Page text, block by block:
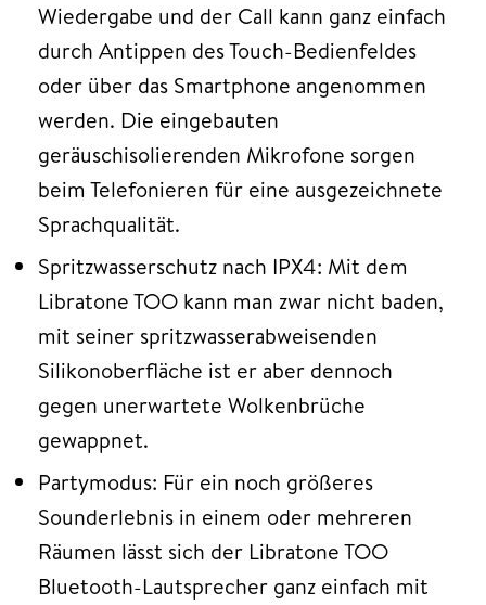
Wiedergabe und der Call kann ganz einfach
durch Antippen des Touch-Bedienfeldes
oder über das Smartphone angenommen
werden. Die eingebauten
geräuschisolierenden Mikrofone sorgen
beim Telefonieren für eine ausgezeichnete
Sprachqualität.
Spritzwasserschutz nach IPX4: Mit dem
Libratone TOO kann man zwar nicht baden,
mit seiner spritzwasserabweisenden
Silikonoberfläche ist er aber dennoch
gegen unerwartete Wolkenbrüche
gewappnet.
Partymodus: Für ein noch größeres
Sounderlebnis in einem oder mehreren
Räumen lässt sich der Libratone TOO
Bluetooth-Lautsprecher ganz einfach mit